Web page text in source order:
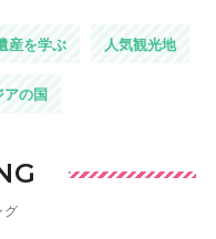
産を学ぶ 人気観光地
アの国
グ